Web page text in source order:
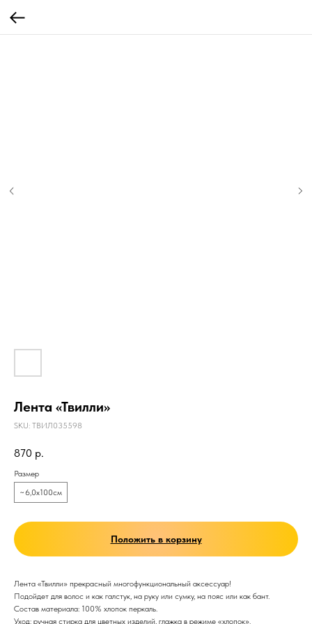
Лента «Твилли»
SKU: ТВИЛ035598
870 р.
Размер
~6,0х100см
Положить в корзину
Лента «Твилли» прекрасный многофункциональный аксессуар!
Подойдет для волос и как галстук, на руку или сумку, на пояс или как бант.
Состав материала: 100% хлопок перкаль.
Уход: ручная стирка для цветных изделий, глажка в режиме «хлопок».